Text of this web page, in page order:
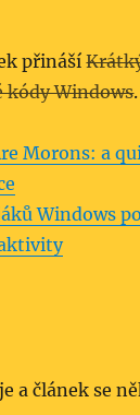
přináší
kódy Windows.
Morons: a
Windows
a článek se